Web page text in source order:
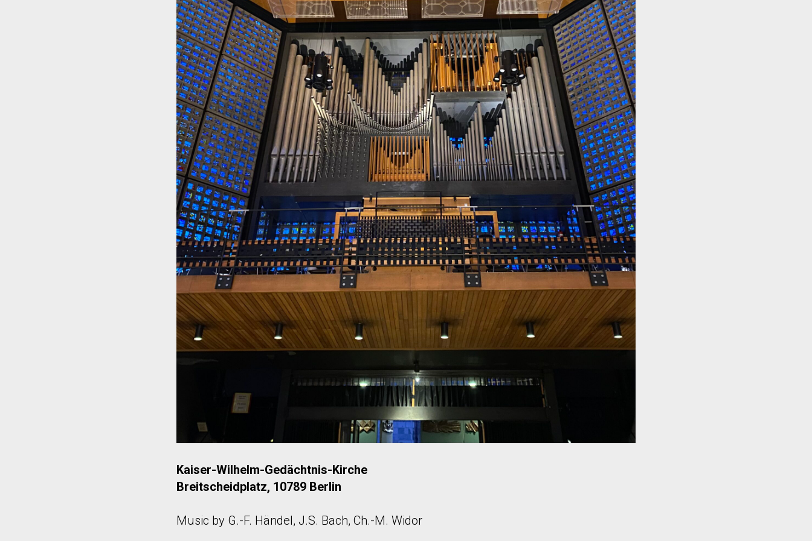
Kaiser-Wilhelm-Gedächtnis-Kirche
Breitscheidplatz, 10789 Berlin
Music by G.-F. Händel, J.S. Bach, Ch.-M. Widor